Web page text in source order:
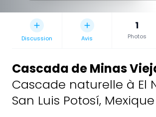
Discussion Avis
1
Photos
Cascada de Minas
Cascade naturelle à El
San Luis Potosí, Mexique